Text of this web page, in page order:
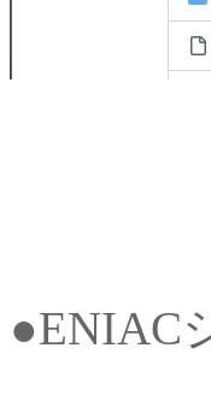
●ENIAC